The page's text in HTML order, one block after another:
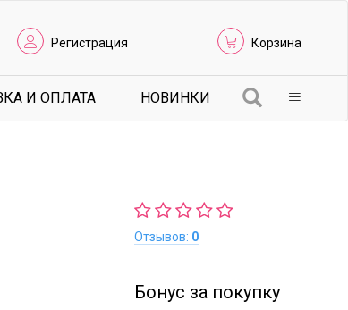
Регистрация Корзина
И ОПЛАТА НОВИНКИ
Отзывов: 0
Бонус за покупку